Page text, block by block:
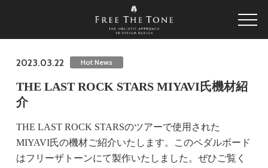
2023.03.22 Hot News
THE LAST ROCK STARS MIYAVI氏機材紹
介
THE LAST ROCK STARSのツアーで使用された
MIYAVI氏の機材ご紹介いたします。このペダルボード
はフリーザトーンにて製作いたしました。ぜひご覧く